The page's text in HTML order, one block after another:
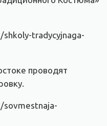
tradycyjnaga-
проводят